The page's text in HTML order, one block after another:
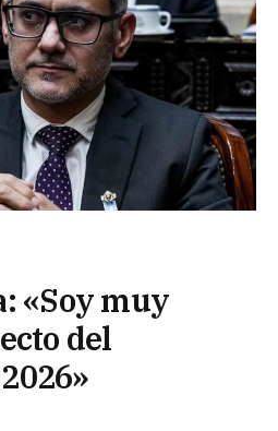
«Soy muy
del